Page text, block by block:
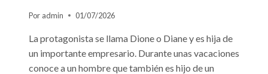
Por admin 01/07/2026
La protagonista se llama Dione o Diane y es hija de
un importante empresario. Durante unas vacaciones
conoce a un hombre que también es hijo de un